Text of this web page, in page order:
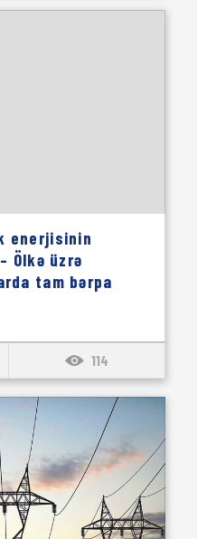
enerjisinin
Ölkə üzrə
tam bərpa
114